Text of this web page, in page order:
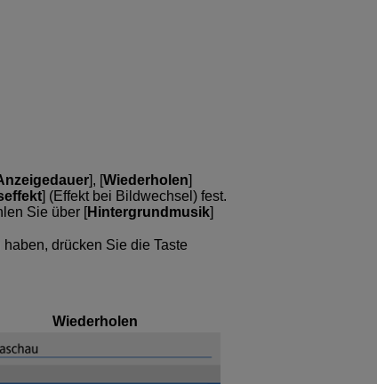
], [Wiederholen]
] (Effekt bei Bildwechsel) fest.
Sie über [Hintergrundmusik]
drücken Sie die Taste
Wiederholen